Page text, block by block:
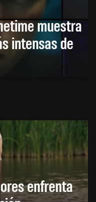
muestra
intensas de
enfrenta